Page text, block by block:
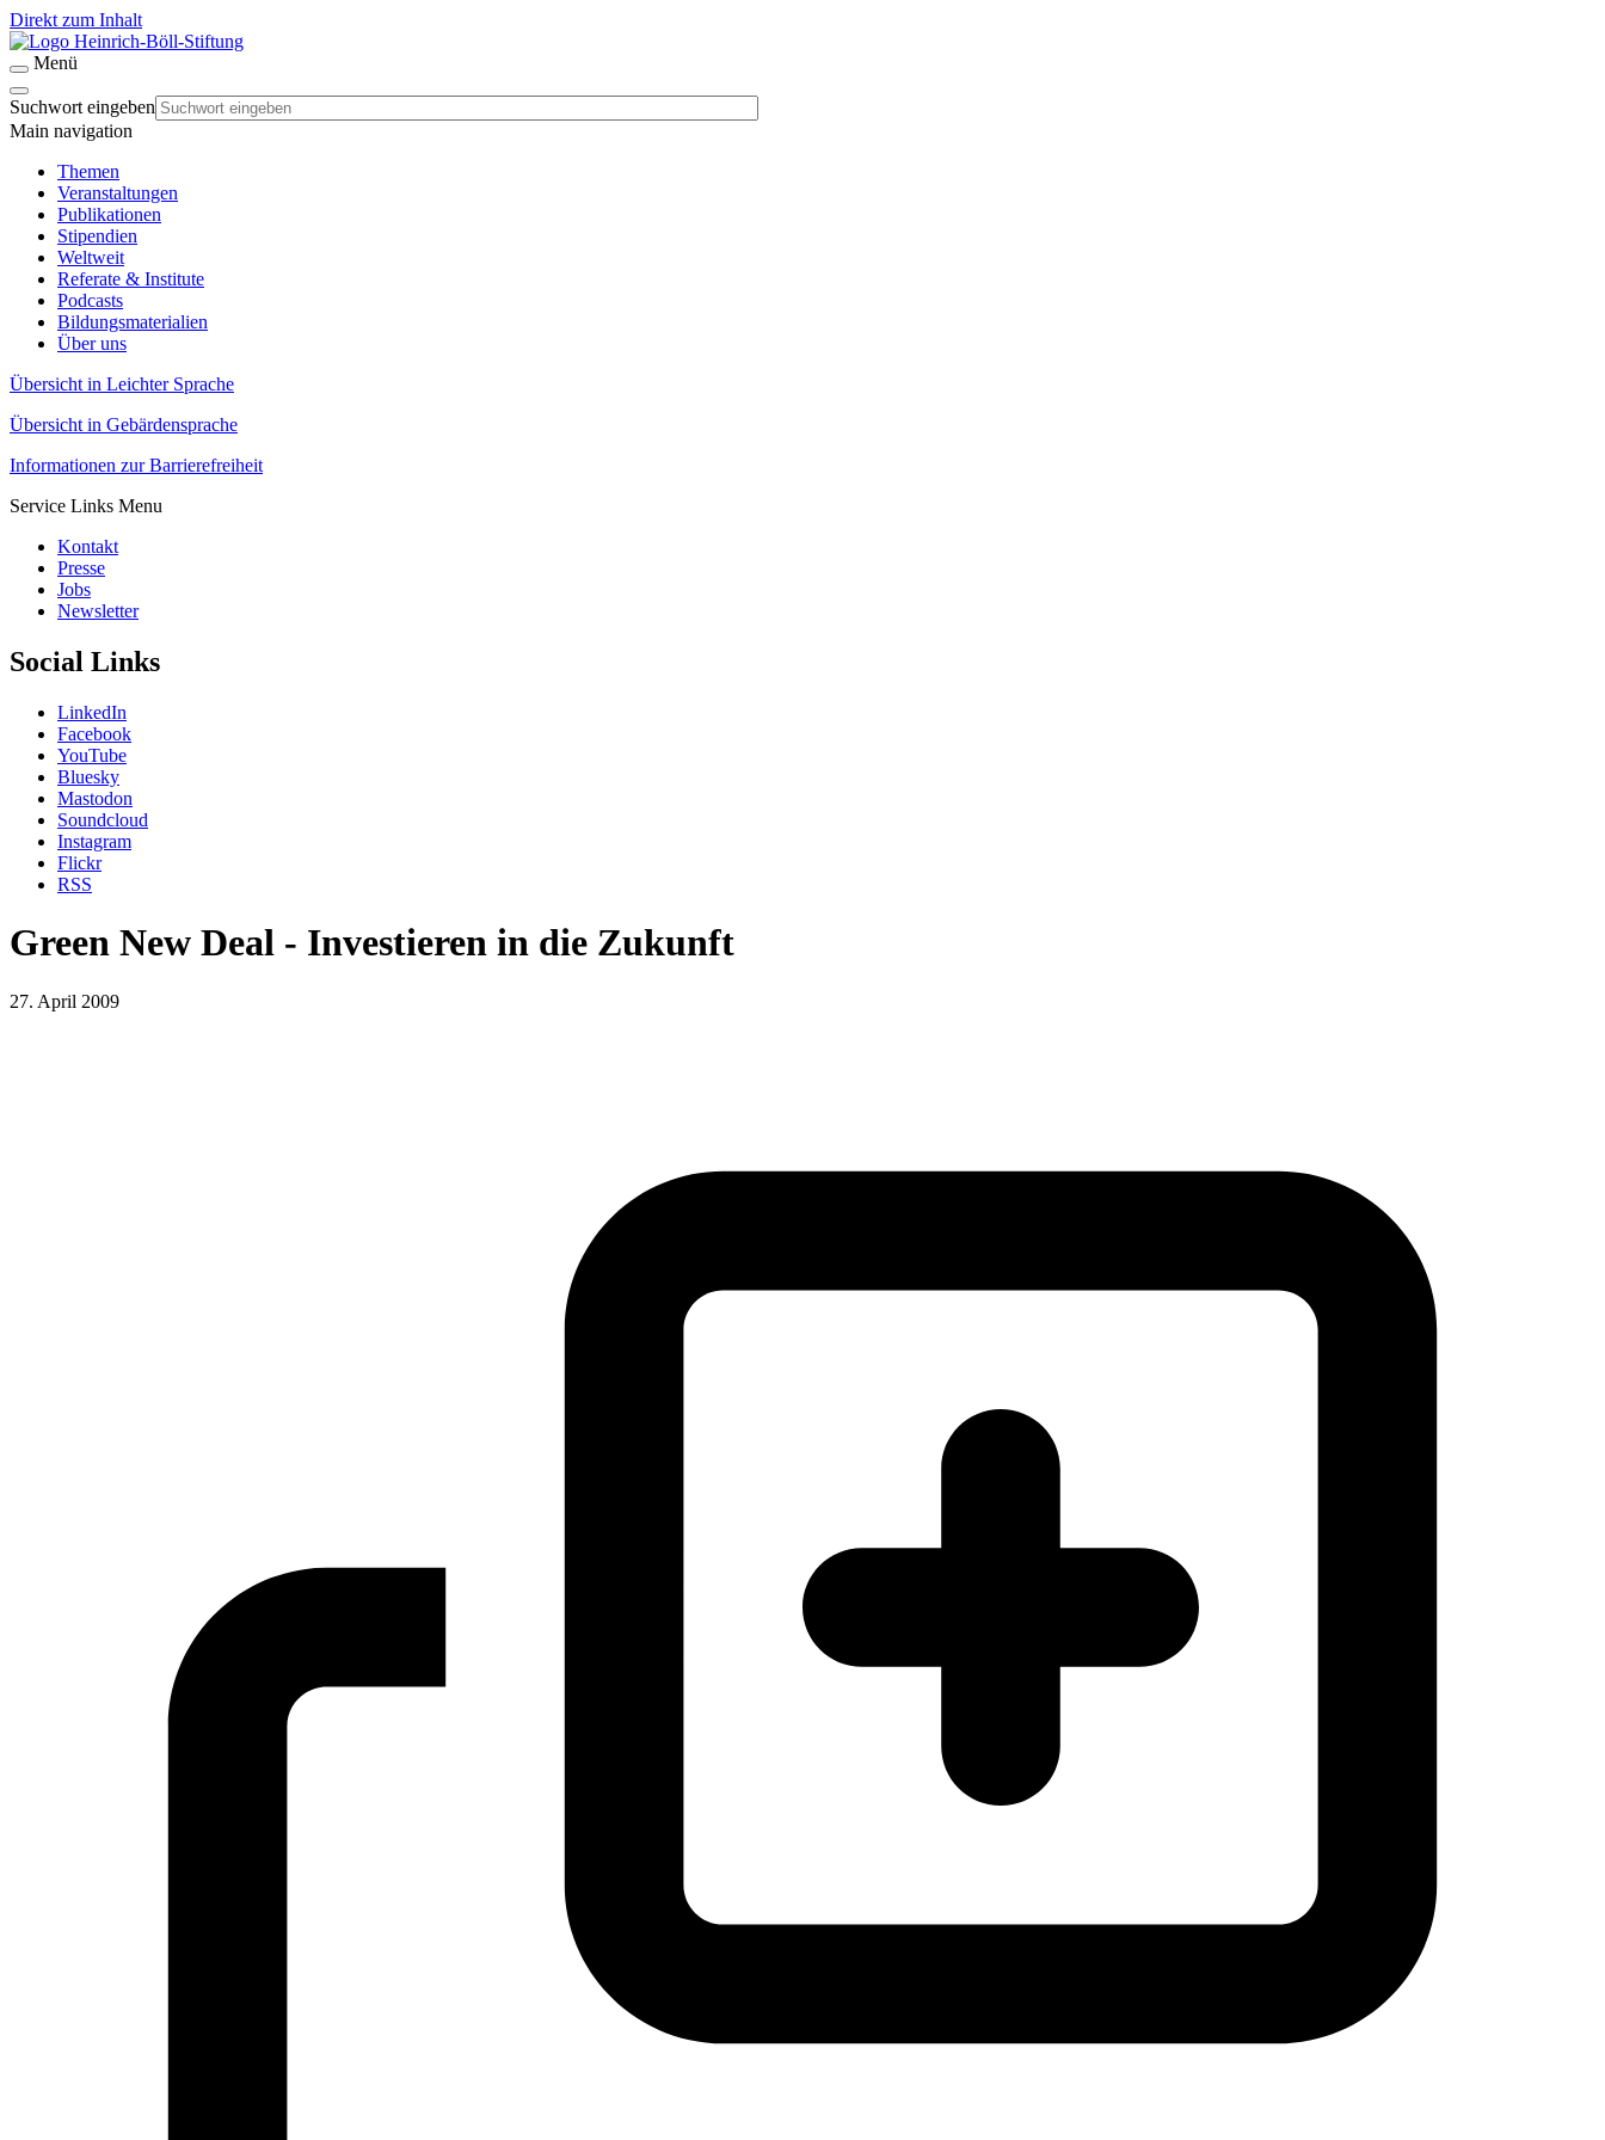
Direkt zum Inhalt
Menü
Suchwort eingeben
Main navigation
Themen
Veranstaltungen
Publikationen
Stipendien
Weltweit
Referate & Institute
Podcasts
Bildungsmaterialien
Über uns
Übersicht in Leichter Sprache
Übersicht in Gebärdensprache
Informationen zur Barrierefreiheit
Service Links Menu
Kontakt
Presse
Jobs
Newsletter
Social Links
LinkedIn
Facebook
YouTube
Bluesky
Mastodon
Soundcloud
Instagram
Flickr
RSS
Green New Deal - Investieren in die Zukunft
27. April 2009